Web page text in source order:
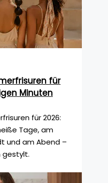
für
Minuten
für 2026:
Tage, am
und am Abend –
gestylt.